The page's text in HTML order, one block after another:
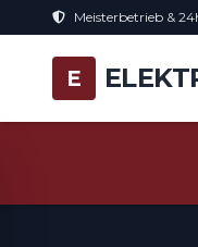
Meisterbetrieb &
E